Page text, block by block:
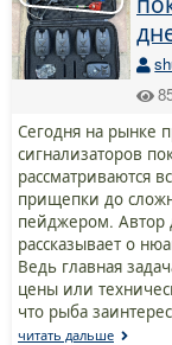
Сегодня на рынке
сигнализаторов
рассматриваются
прищепки до
пейджером. Автор
рассказывает о
Ведь главная
цены или
что рыба
читать дальше